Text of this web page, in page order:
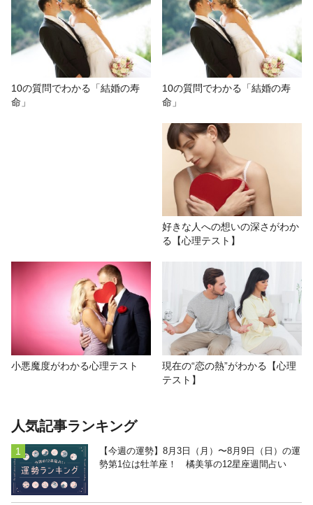
レス、着たい色でわかる理想の結婚
# おもしろ # 婚活 # 紅たき # 心理テスト
10の質問でわかる「結婚の寿
命」
10の質問でわかる「結婚の寿
命」
好きな人への想いの深さがわか
る【心理テスト】
小悪魔度がわかる心理テスト
現在の“恋の熱”がわかる【心理
テスト】
人気記事ランキング
【今週の運勢】8月3日（月）〜8月9日（日）の運
勢第1位は牡羊座！ 橘美箏の12星座週間占い